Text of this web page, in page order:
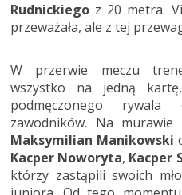
Rudnickiego z 20 metra.
przeważała, ale z tej
W przerwie meczu
wszystko na jedną
podmęczonego rywala
zawodników. Na
Maksymilian Manikowski
Kacper Noworyta, Kacper
którzy zastąpili swoich